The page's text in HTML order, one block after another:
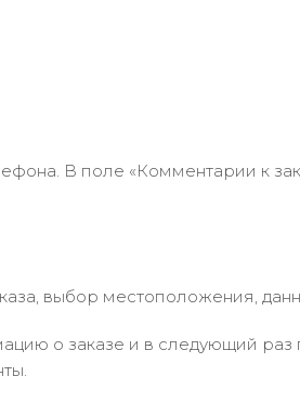
В поле «Комментарии к
выбор местоположения,
о заказе и в следующий раз